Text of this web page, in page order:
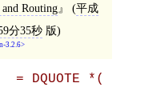
Routing
(平成
分35秒版)
3.2.6
= DQUOTE *(